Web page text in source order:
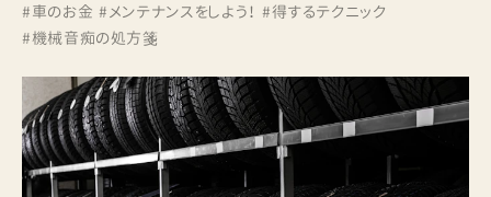
#車のお金 #メンテナンスをしよう！ #得するテクニック
#機械音痴の処方箋